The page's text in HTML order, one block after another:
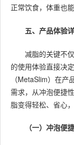
正常饮食，体重也
五、产品体验
减脂的关键不
的使用体验直接决
（MetaSlim）在
需求，从冲泡便捷
脂变得轻松、省心
（一）冲泡便